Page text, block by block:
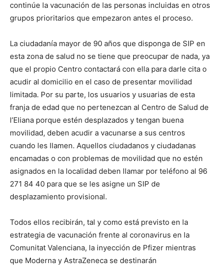
continúe la vacunación de las personas incluidas en otros
grupos prioritarios que empezaron antes el proceso.
La ciudadanía mayor de 90 años que disponga de SIP en
esta zona de salud no se tiene que preocupar de nada, ya
que el propio Centro contactará con ella para darle cita o
acudir al domicilio en el caso de presentar movilidad
limitada. Por su parte, los usuarios y usuarias de esta
franja de edad que no pertenezcan al Centro de Salud de
l’Eliana porque estén desplazados y tengan buena
movilidad, deben acudir a vacunarse a sus centros
cuando les llamen. Aquellos ciudadanos y ciudadanas
encamadas o con problemas de movilidad que no estén
asignados en la localidad deben llamar por teléfono al 96
271 84 40 para que se les asigne un SIP de
desplazamiento provisional.
Todos ellos recibirán, tal y como está previsto en la
estrategia de vacunación frente al coronavirus en la
Comunitat Valenciana, la inyección de Pfizer mientras
que Moderna y AstraZeneca se destinarán